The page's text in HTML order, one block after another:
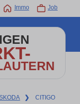
Immo Job
❯ CITIGO